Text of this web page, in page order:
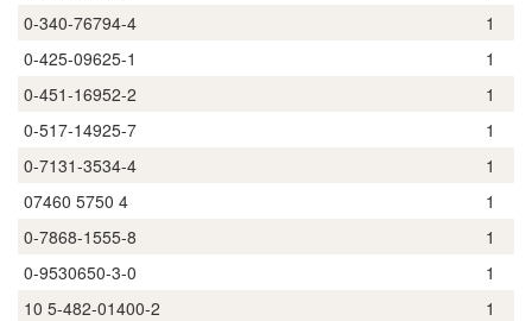
0-340-76794-4
1
0-425-09625-1
1
0-451-16952-2
1
0-517-14925-7
1
0-7131-3534-4
1
07460 5750 4
1
0-7868-1555-8
1
0-9530650-3-0
1
10 5-482-01400-2
1